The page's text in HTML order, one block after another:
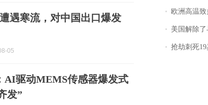
遇寒流，对中国出口爆发
05
AI驱动MEMS传感器爆发式
发”
欧洲高温致
美国解除
抢劫刺死19岁少女的